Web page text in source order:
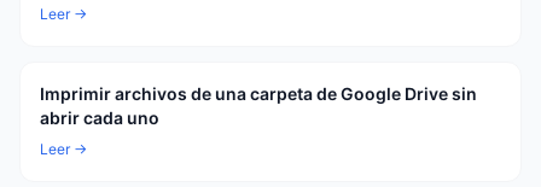
Leer →
Imprimir archivos de una carpeta de Google Drive sin
abrir cada uno
Leer →